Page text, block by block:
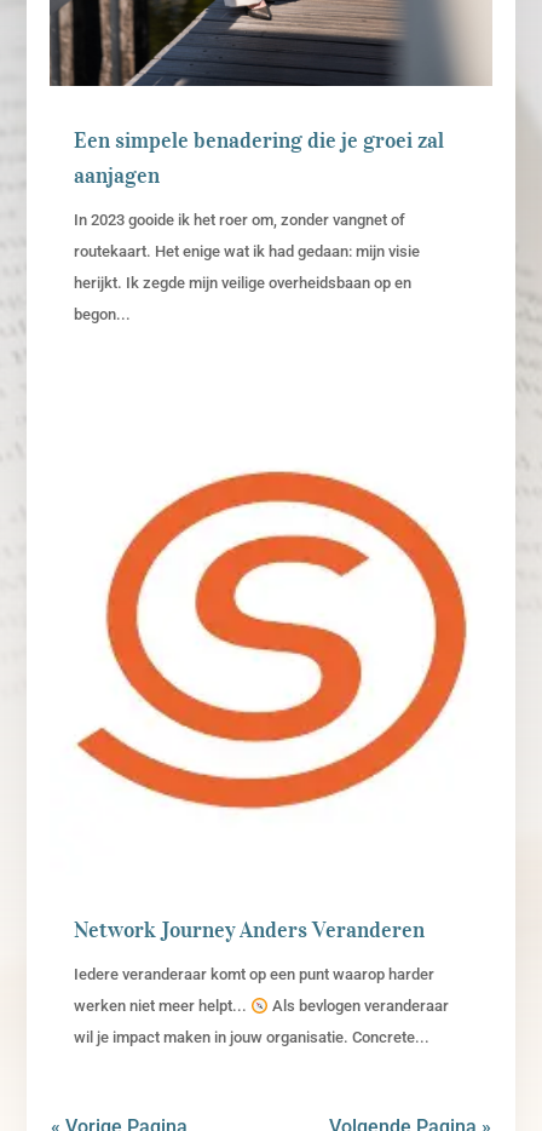
Een simpele benadering die je groei zal
aanjagen
In 2023 gooide ik het roer om, zonder vangnet of
routekaart. Het enige wat ik had gedaan: mijn visie
herijkt. Ik zegde mijn veilige overheidsbaan op en
begon...
Network Journey Anders Veranderen
Iedere veranderaar komt op een punt waarop harder
werken niet meer helpt...
Als bevlogen veranderaar
wil je impact maken in jouw organisatie. Concrete...